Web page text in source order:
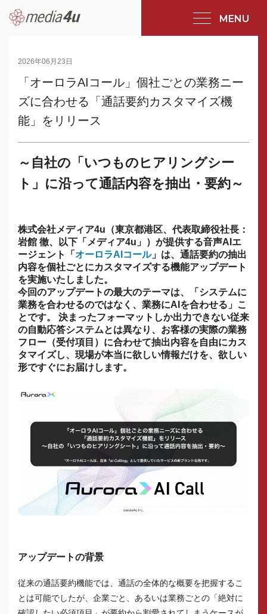
MENU
2026年06月23日
「オーロラAIコール」個社ごとの業務ニー
ズに合わせる「通話要約カスタマイズ機
能」をリリース
～自社の「いつものヒアリングシー
ト」に沿って通話内容を抽出・要約～
株式会社メディア4u（東京都港区、代表取締役社長：
岩館 徹、以下「メディア4u」）が提供する音声AIエ
ージェント「 オーロラAIコール」は、通話要約の抽出
内容を個社ごとにカスタマイズする機能アップデート
を実施いたしました。
今回のアップデートの最大のテーマは、「システムに
業務を合わせるのではなく、業務にAIを合わせる」こ
とです。 決まったフォーマットしか出力できない従来
の自動応答システムとは異なり、お客様の実際の業務
フロー（受付項目）に合わせて抽出内容を自由にカス
タマイズし、現場が本当に欲しい情報だけを、欲しい
形ですぐにお届けします。
アップデートの背景
従来の通話要約機能では、通話の全体的な概要を把握するこ
とは可能でしたが、企業ごと、あるいは業務ごとの「絶対に